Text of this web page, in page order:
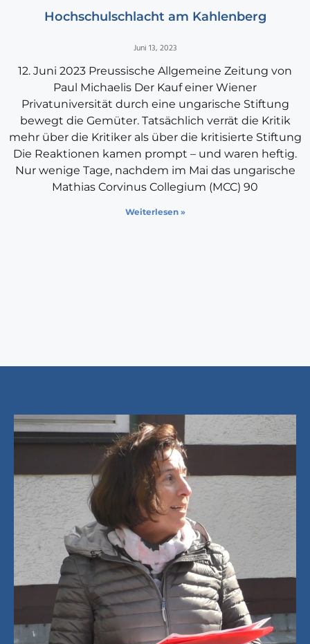
Hochschulschlacht am Kahlenberg
Juni 13, 2023
12. Juni 2023 Preussische Allgemeine Zeitung von
Paul Michaelis Der Kauf einer Wiener
Privatuniversität durch eine ungarische Stiftung
bewegt die Gemüter. Tatsächlich verrät die Kritik
mehr über die Kritiker als über die kritisierte Stiftung
Die Reaktionen kamen prompt – und waren heftig.
Nur wenige Tage, nachdem im Mai das ungarische
Mathias Corvinus Collegium (MCC) 90
Weiterlesen »